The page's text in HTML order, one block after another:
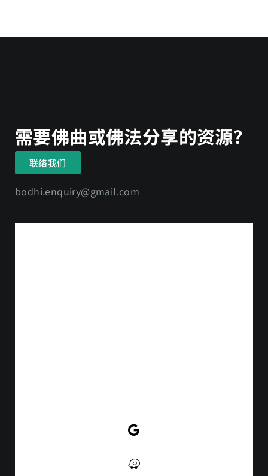
需要佛曲或佛法分享的资源？
联络我们
bodhi.enquiry@gmail.com